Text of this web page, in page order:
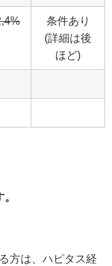
条件あり
(詳細は後
ほど)
方は、ハピタス経